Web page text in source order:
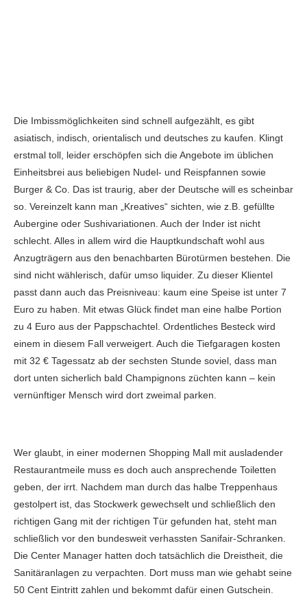
Die Imbissmöglichkeiten sind schnell aufgezählt, es gibt
asiatisch, indisch, orientalisch und deutsches zu kaufen. Klingt
erstmal toll, leider erschöpfen sich die Angebote im üblichen
Einheitsbrei aus beliebigen Nudel- und Reispfannen sowie
Burger & Co. Das ist traurig, aber der Deutsche will es scheinbar
so. Vereinzelt kann man „Kreatives“ sichten, wie z.B. gefüllte
Aubergine oder Sushivariationen. Auch der Inder ist nicht
schlecht. Alles in allem wird die Hauptkundschaft wohl aus
Anzugträgern aus den benachbarten Bürotürmen bestehen. Die
sind nicht wählerisch, dafür umso liquider. Zu dieser Klientel
passt dann auch das Preisniveau: kaum eine Speise ist unter 7
Euro zu haben. Mit etwas Glück findet man eine halbe Portion
zu 4 Euro aus der Pappschachtel. Ordentliches Besteck wird
einem in diesem Fall verweigert. Auch die Tiefgaragen kosten
mit 32 € Tagessatz ab der sechsten Stunde soviel, dass man
dort unten sicherlich bald Champignons züchten kann – kein
vernünftiger Mensch wird dort zweimal parken.
Wer glaubt, in einer modernen Shopping Mall mit ausladender
Restaurantmeile muss es doch auch ansprechende Toiletten
geben, der irrt. Nachdem man durch das halbe Treppenhaus
gestolpert ist, das Stockwerk gewechselt und schließlich den
richtigen Gang mit der richtigen Tür gefunden hat, steht man
schließlich vor den bundesweit verhassten Sanifair-Schranken.
Die Center Manager hatten doch tatsächlich die Dreistheit, die
Sanitäranlagen zu verpachten. Dort muss man wie gehabt seine
50 Cent Eintritt zahlen und bekommt dafür einen Gutschein.